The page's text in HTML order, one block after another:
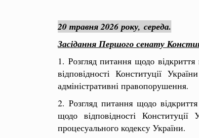
20 травня 2026 року, середа.
Засідання Першого сенату
1. Розгляд питання щодо
відповідності Конституції
адміністративні правопорушення.
2. Розгляд питання щодо
щодо відповідності
процесуального кодексу України.